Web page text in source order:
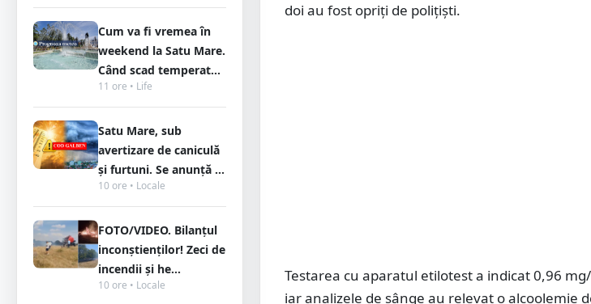
Cum va fi vremea în
weekend la Satu Mare.
Când scad temperat...
11 ore • Life
Satu Mare, sub
avertizare de caniculă
și furtuni. Se anunță ...
10 ore • Locale
FOTO/VIDEO. Bilanțul
inconștienților! Zeci de
incendii și he...
10 ore • Locale
doi au fost opriți de polițiști.
Testarea cu aparatul etilotest a indicat 0,96
iar analizele de sânge au relevat o alcoolemie